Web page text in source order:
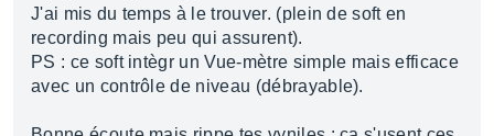
J'ai mis du temps à le trouver. (plein de soft en
recording mais peu qui assurent).
PS : ce soft intègr un Vue-mètre simple mais efficace
avec un contrôle de niveau (débrayable).